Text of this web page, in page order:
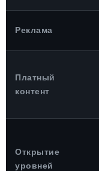
Реклама
Платный
контент
Открытие
уровней